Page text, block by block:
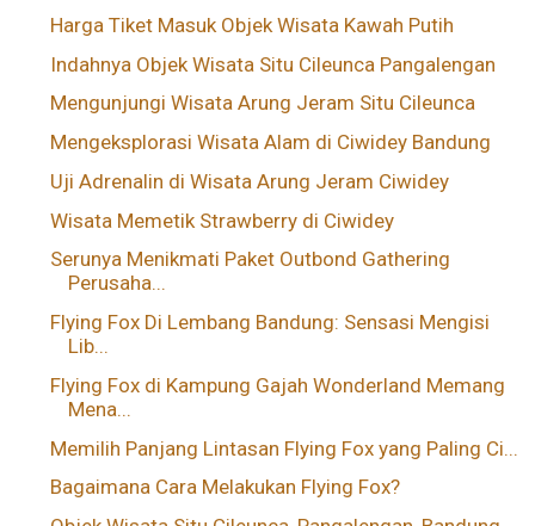
Harga Tiket Masuk Objek Wisata Kawah Putih
Indahnya Objek Wisata Situ Cileunca Pangalengan
Mengunjungi Wisata Arung Jeram Situ Cileunca
Mengeksplorasi Wisata Alam di Ciwidey Bandung
Uji Adrenalin di Wisata Arung Jeram Ciwidey
Wisata Memetik Strawberry di Ciwidey
Serunya Menikmati Paket Outbond Gathering
Perusaha...
Flying Fox Di Lembang Bandung: Sensasi Mengisi
Lib...
Flying Fox di Kampung Gajah Wonderland Memang
Mena...
Memilih Panjang Lintasan Flying Fox yang Paling Ci...
Bagaimana Cara Melakukan Flying Fox?